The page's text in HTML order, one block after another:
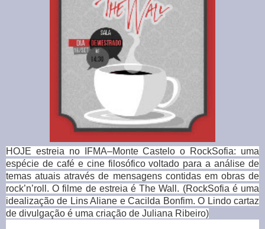
HOJE estreia no IFMA–Monte Castelo o RockSofia: uma
espécie de café e cine filosófico voltado para a análise de
temas atuais através de mensagens contidas em obras de
rock’n’roll. O filme de estreia é The Wall. (RockSofia é uma
idealização de Lins Aliane e Cacilda Bonfim. O Lindo cartaz
de divulgação é uma criação de Juliana Ribeiro)